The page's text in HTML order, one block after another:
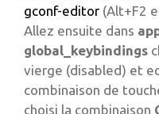
gconf-editor (Alt+F2
Allez ensuite dans
global_keybindings
vierge (disabled) et
combinaison de
choisi la combinaison